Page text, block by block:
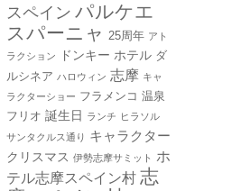
スペイン パルケエ
スパーニャ 25周年 アト
ラクション
ドンキー ホテル ダ
ルシネア ハロウィン 志摩 キャ
ラクターショー フラメンコ 温泉
フリオ 誕生日 ランチ ヒラソル
サンタクルス通り キャラクター
クリスマス 伊勢志摩サミット
ホ
テル志摩スペイン村 志